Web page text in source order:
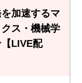
加速するマ
ス・機械学
LIVE配